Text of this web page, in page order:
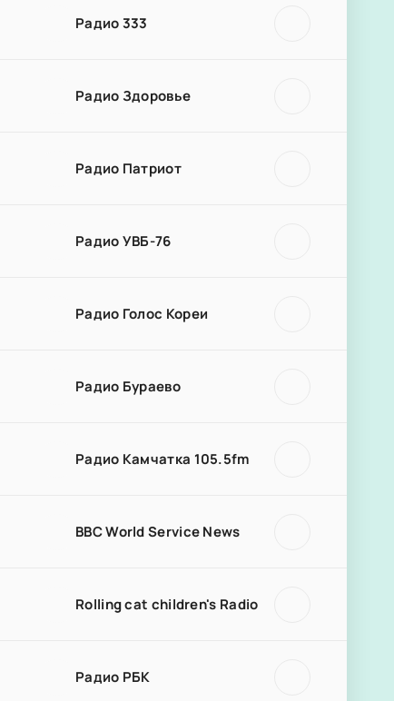
Радио 333
Радио Здоровье
Радио Патриот
Радио УВБ-76
Радио Голос Кореи
Радио Бураево
Радио Камчатка 105.5fm
BBC World Service News
Rolling cat children's Radio
Радио РБК